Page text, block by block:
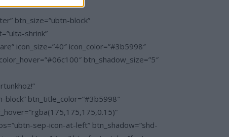
btn_size=”ubtn-block”
shrink”
icon_size=”40″ icon_color=”#3b5998″
btn_shadow_size=”5″
block” btn_title_color=”#3b5998″
sep-icon-at-left” btn_shadow=”shd-